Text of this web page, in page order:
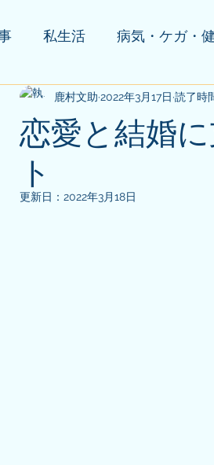
私生活 病気・ケガ・
者様の公開鑑定 その他(告知
恋愛と結婚
ト
鹿村文助 2022年3月17日 読了時
更新日： 2022年3月18日